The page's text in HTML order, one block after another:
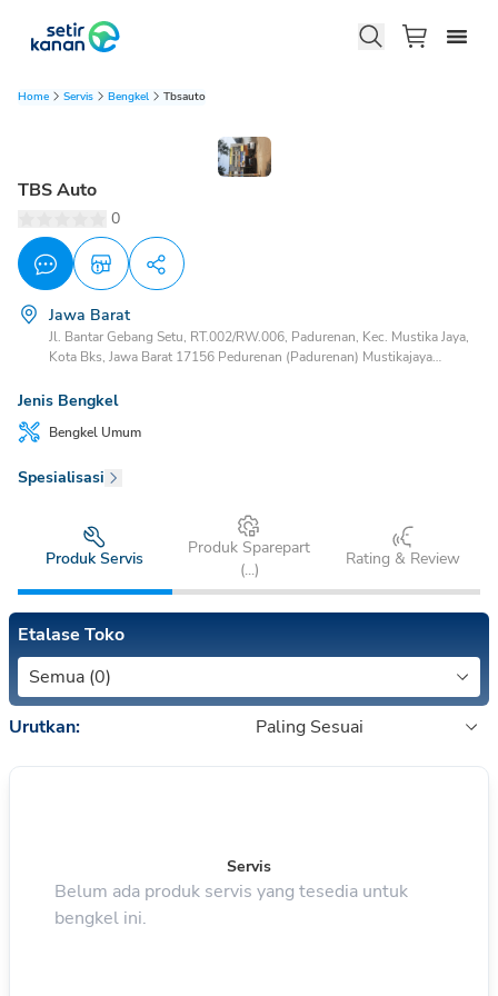
Home Servis Bengkel Tbsauto
TBS Auto
0
Jawa Barat
Jl. Bantar Gebang Setu, RT.002/RW.006, Padurenan, Kec. Mustika Jaya,
Kota Bks, Jawa Barat 17156 Pedurenan (Padurenan) Mustikajaya
Jenis Bengkel
Bengkel Umum
Spesialisasi
Produk Servis
Produk Sparepart
(...)
Rating & Review
Etalase Toko
Semua (0)
Urutkan: Paling Sesuai
Servis
Belum ada produk servis yang tesedia untuk
bengkel ini.